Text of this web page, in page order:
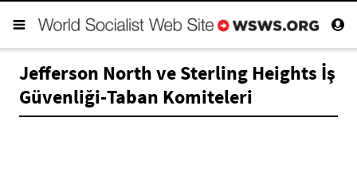
Jefferson North ve Sterling Heights İş
Güvenliği-Taban Komiteleri